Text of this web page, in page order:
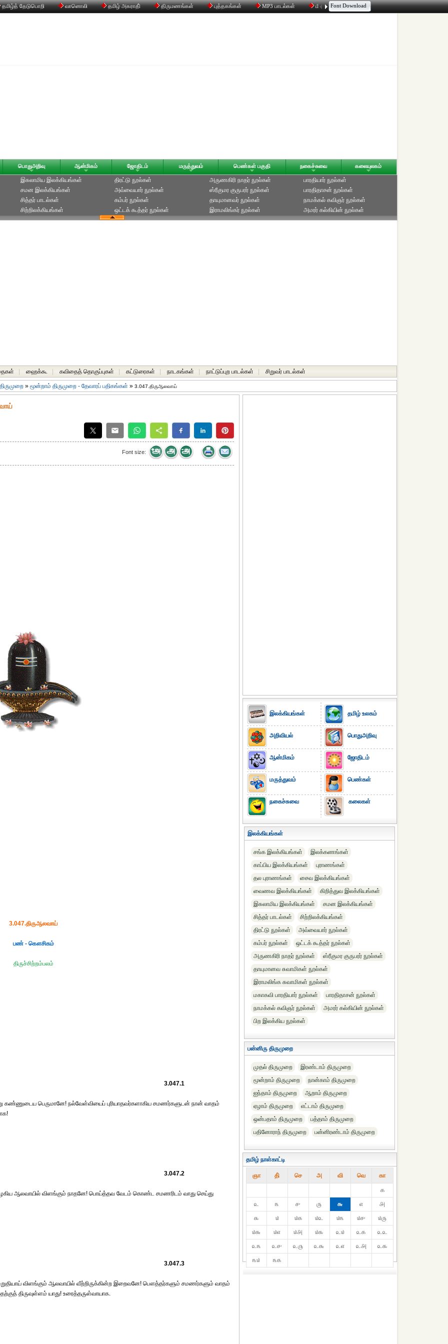
தமிழ்த் தேடுபொறி வானொலி தமிழ் அகராதி் திருமணங்கள் புத்தகங்கள் MP3 பாடல்கள் மின்னஞ்சல் திரட்டி உரையாடல்
Font Download
பொதுஅறிவு ஆன்மிகம் ஜோதிடம் மருத்துவம் பெண்கள் பகுதி நகைச்சுவை கலையுலகம்
இசுலாமிய இலக்கியங்கள்
சமன இலக்கியங்கள்
சித்தர் பாடல்கள்
சிற்றிலக்கியங்கள்
திரட்டு நூல்கள்
அவ்வையார் நூல்கள்
கம்பர் நூல்கள்
ஒட்டக் கூத்தர் நூல்கள்
அருணகிரி நாதர் நூல்கள்
ஸ்ரீகுமர குருபரர் நூல்கள்
தாயுமானவர் நூல்கள்
இராமலிங்கர் நூல்கள்
பாரதியார் நூல்கள்
பாரதிதாசன் நூல்கள்
நாமக்கல் கவிஞர் நூல்கள்
அமரர் கல்கியின் நூல்கள்
ஹைக்கூ கவிதைத் தொகுப்புகள் கட்டுரைகள் நாடகங்கள் நாட்டுப்புற பாடல்கள் சிறுவர் பாடல்கள்
» மூன்றாம் திருமுறை - தேவாரப் பதிகங்கள் » 3.047.திருஆலவாய்
Font size:
3.047.திருஆலவாய்
பண் - கௌசிகம்
திருச்சிற்றம்பலம்
3.047.1
கண்ணுடைய பெருமானே! நல்வேள்வியைப் புரியாதவர்களாகிய சமணர்களுடன் நான் வாதம்
3.047.2
ஆலவாயில் விளங்கும் நாதனே! பொய்த்தவ வேடம் கொண்ட சமணரிடம் வாது செய்து
3.047.3
விளங்கும் ஆலவாயில் வீற்றிருக்கின்ற இறைவனே! பௌத்தர்களும் சமணர்களும் வாதம்
திருவுள்ளம் யாது! உரைத்தருள்வாயாக.
இலக்கியங்கள்
அறிவியல்
ஆன்மிகம்
மருத்துவம்
நகைச்சுவை
தமிழ் உலகம்
பொதுஅறிவு
ஜோதிடம்
பெண்கள்
கலைகள்
இலக்கியங்கள்
சங்க இலக்கியங்கள்
இலக்கணங்கள்
காப்பிய இலக்கியங்கள்
புராணங்கள்
தல புராணங்கள்
சைவ இலக்கியங்கள்
வைணவ இலக்கியங்கள்
கிறித்துவ இலக்கியங்கள்
இசுலாமிய இலக்கியங்கள்
சமன இலக்கியங்கள்
சித்தர் பாடல்கள்
சிற்றிலக்கியங்கள்
திரட்டு நூல்கள்
அவ்வையார் நூல்கள்
கம்பர் நூல்கள்
ஒட்டக் கூத்தர் நூல்கள்
அருணகிரி நாதர் நூல்கள்
ஸ்ரீகுமர குருபரர் நூல்கள்
தாயுமானவ சுவாமிகள் நூல்கள்
இராமலிங்க சுவாமிகள் நூல்கள்
மகாகவி பாரதியார் நூல்கள்
பாரதிதாசன் நூல்கள்
நாமக்கல் கவிஞர் நூல்கள்
அமரர் கல்கியின் நூல்கள்
பிற இலக்கிய நூல்கள்
பன்னிரு திருமுறை
முதல் திருமுறை
இரண்டாம் திருமுறை
மூன்றாம் திருமுறை
நான்காம் திருமுறை
ஐந்தாம் திருமுறை
ஆறாம் திருமுறை
ஏழாம் திருமுறை
எட்டாம் திருமுறை
ஒன்பதாம் திருமுறை
பத்தாம் திருமுறை
பதினோராந் திருமுறை
பன்னிரண்டாம் திருமுறை
தமிழ் நாள்காட்டி
ஞா தி் செ அ வி வெ கா
௧
௨
௩ ௪ ௫ ௬ ௭
௮
௯
௰ ௰௧ ௰௨ ௰௩ ௰௪
௰௫
௰௬
௰௭ ௰௮ ௰௯ ௨௰ ௨௧
௨௨
௨௩
௨௪ ௨௫ ௨௬ ௨௭ ௨௮
௨௯
௩௰
௩௧